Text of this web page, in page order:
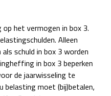
op het vermogen in box 3.
Alleen
schuld in box 3 worden
in box 3 beperken
de jaarwisseling te
belasting moet (bij)betalen,